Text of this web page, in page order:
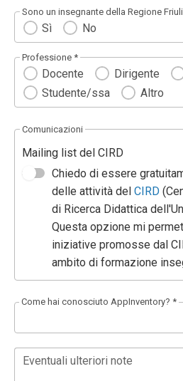
Sono un insegnante della Regione
Sì No
Professione *
Docente Dirigente
Studente/ssa
Altro
Comunicazioni
Mailing list del CIRD
Chiedo di essere
delle attività delCIRD
di Ricerca Didattica
Questa opzione mi
iniziative promosse dal
ambito di formazione
Come hai conosciuto AppInventory? *
Eventuali ulteriori note